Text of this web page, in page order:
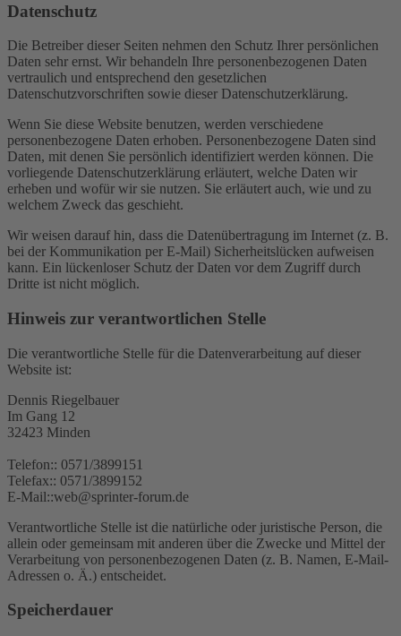
Datenschutz
Die Betreiber dieser Seiten nehmen den Schutz Ihrer persönlichen
Daten sehr ernst. Wir behandeln Ihre personenbezogenen Daten
vertraulich und entsprechend den gesetzlichen
Datenschutzvorschriften sowie dieser Datenschutzerklärung.
Wenn Sie diese Website benutzen, werden verschiedene
personenbezogene Daten erhoben. Personenbezogene Daten sind
Daten, mit denen Sie persönlich identifiziert werden können. Die
vorliegende Datenschutzerklärung erläutert, welche Daten wir
erheben und wofür wir sie nutzen. Sie erläutert auch, wie und zu
welchem Zweck das geschieht.
Wir weisen darauf hin, dass die Datenübertragung im Internet (z. B.
bei der Kommunikation per E-Mail) Sicherheitslücken aufweisen
kann. Ein lückenloser Schutz der Daten vor dem Zugriff durch
Dritte ist nicht möglich.
Hinweis zur verantwortlichen Stelle
Die verantwortliche Stelle für die Datenverarbeitung auf dieser
Website ist:
Dennis Riegelbauer
Im Gang 12
32423 Minden
Telefon:: 0571/3899151
Telefax:: 0571/3899152
E-Mail::web@sprinter-forum.de
Verantwortliche Stelle ist die natürliche oder juristische Person, die
allein oder gemeinsam mit anderen über die Zwecke und Mittel der
Verarbeitung von personenbezogenen Daten (z. B. Namen, E-Mail-
Adressen o. Ä.) entscheidet.
Speicherdauer